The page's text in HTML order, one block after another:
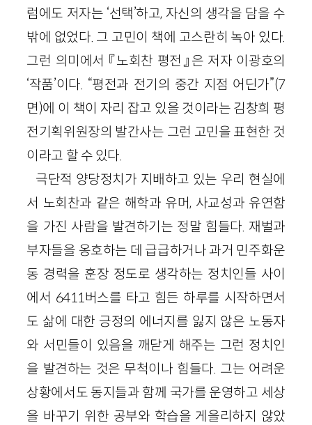
럼에도 저자는 ‘선택’하고, 자신의 생각을 담을 수
밖에 없었다. 그 고민이 책에 고스란히 녹아 있다.
그런 의미에서 『노회찬 평전』은 저자 이광호의
‘작품’이다. “평전과 전기의 중간 지점 어딘가”(7
면)에 이 책이 자리 잡고 있을 것이라는 김창희 평
전기획위원장의 발간사는 그런 고민을 표현한 것
이라고 할 수 있다.
극단적 양당정치가 지배하고 있는 우리 현실에
서 노회찬과 같은 해학과 유머, 사교성과 유연함
을 가진 사람을 발견하기는 정말 힘들다. 재벌과
부자들을 옹호하는 데 급급하거나 과거 민주화운
동 경력을 훈장 정도로 생각하는 정치인들 사이
에서 6411버스를 타고 힘든 하루를 시작하면서
도 삶에 대한 긍정의 에너지를 잃지 않은 노동자
와 서민들이 있음을 깨닫게 해주는 그런 정치인
을 발견하는 것은 무척이나 힘들다. 그는 어려운
상황에서도 동지들과 함께 국가를 운영하고 세상
을 바꾸기 위한 공부와 학습을 게을리하지 않았